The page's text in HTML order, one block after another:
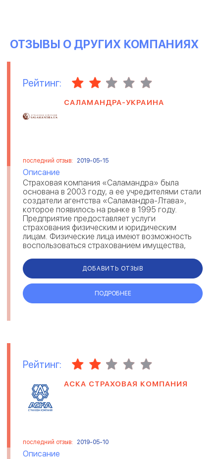
ОТЗЫВЫ О ДРУГИХ КОМПАНИЯХ
Рейтинг:
САЛАМАНДРА-УКРАИНА
последний отзыв: 2019-05-15
Описание
Страховая компания «Саламандра» была
основана в 2003 году, а ее учредителями стали
создатели агентства «Саламандра-Лтава»,
которое появилось на рынке в 1995 году.
Предприятие предоставляет услуги
страхования физическим и юридическим
лицам. Физические лица имеют возможность
воспользоваться страхованием имущества,
(ОСАГО). Юр...
ДОБАВИТЬ ОТЗЫВ
ПОДРОБНЕЕ
Рейтинг:
АСКА СТРАХОВАЯ КОМПАНИЯ
последний отзыв: 2019-05-10
Описание